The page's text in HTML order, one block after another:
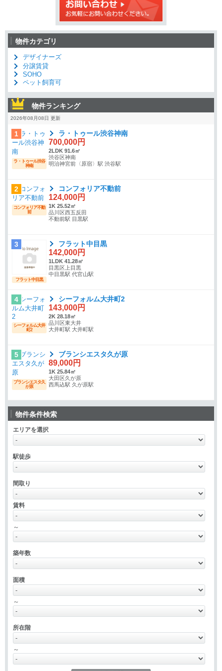
物件カテゴリ
デザイナーズ
分譲賃貸
SOHO
ペット飼育可
物件ランキング
2026年08月08日 更新
1
ラ・トゥール渋谷
神南
ラ・トゥール渋谷神南
700,000円
2LDK 91.6㎡
渋谷区神南
明治神宮前〈原宿〉駅 渋谷駅
2
コンフォリア不動
前
コンフォリア不動前
124,000円
1K 25.52㎡
品川区西五反田
不動前駅 目黒駅
3
フラット中目黒
フラット中目黒
142,000円
1LDK 41.28㎡
目黒区上目黒
中目黒駅 代官山駅
4
シーフォルム大井
町2
シーフォルム大井町2
143,000円
2K 28.18㎡
品川区東大井
大井町駅 大井町駅
5
ブランシエスタ久
が原
ブランシエスタ久が原
89,000円
1K 25.84㎡
大田区久が原
西馬込駅 久が原駅
物件条件検索
エリアを選択
駅徒歩
間取り
賃料
～
築年数
面積
～
所在階
～